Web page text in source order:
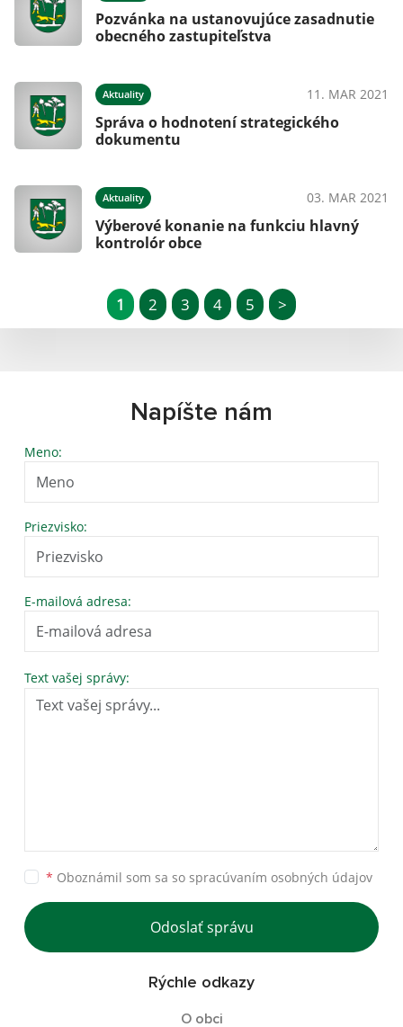
Pozvánka na ustanovujúce zasadnutie
obecného zastupiteľstva
Aktuality 11. MAR 2021
Správa o hodnotení strategického
dokumentu
Aktuality 03. MAR 2021
Výberové konanie na funkciu hlavný
kontrolór obce
1 2 3 4 5 >
Napíšte nám
Meno:
Priezvisko:
E-mailová adresa:
Text vašej správy:
* Oboznámil som sa so spracúvaním osobných údajov
Odoslať správu
Rýchle odkazy
O obci